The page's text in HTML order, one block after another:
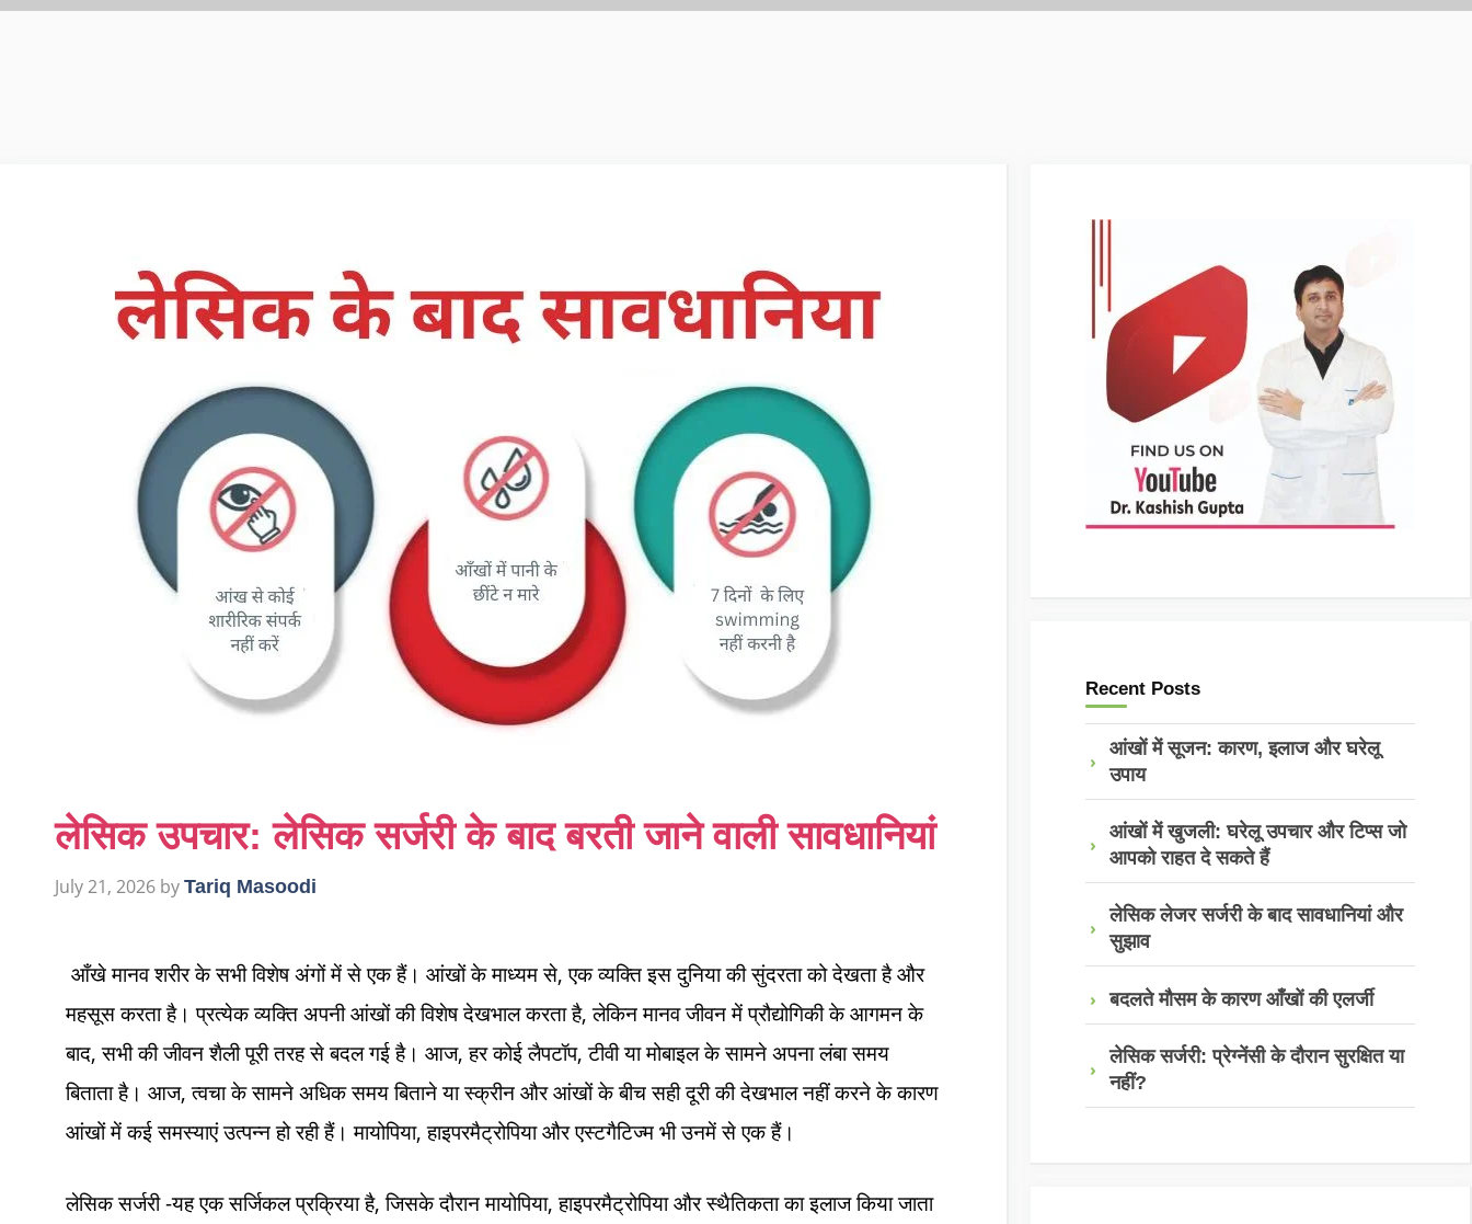
लेसिक उपचार: लेसिक सर्जरी के बाद बरती जाने वाली सावधानियां
July 21, 2026 by Tariq Masoodi
आँखे मानव शरीर के सभी विशेष अंगों में से एक हैं। आंखों के माध्यम से, एक व्यक्ति इस दुनिया की सुंदरता को देखता है और
महसूस करता है। प्रत्येक व्यक्ति अपनी आंखों की विशेष देखभाल करता है, लेकिन मानव जीवन में प्रौद्योगिकी के आगमन के
बाद, सभी की जीवन शैली पूरी तरह से बदल गई है। आज, हर कोई लैपटॉप, टीवी या मोबाइल के सामने अपना लंबा समय
बिताता है। आज, त्वचा के सामने अधिक समय बिताने या स्क्रीन और आंखों के बीच सही दूरी की देखभाल नहीं करने के कारण
आंखों में कई समस्याएं उत्पन्न हो रही हैं। मायोपिया, हाइपरमैट्रोपिया और एस्टगैटिज्म भी उनमें से एक हैं।
लेसिक सर्जरी -यह एक सर्जिकल प्रक्रिया है, जिसके दौरान मायोपिया, हाइपरमैट्रोपिया और स्थैतिकता का इलाज किया जाता
Recent Posts
आंखों में सूजन: कारण, इलाज और घरेलू
उपाय
आंखों में खुजली: घरेलू उपचार और टिप्स जो
आपको राहत दे सकते हैं
लेसिक लेजर सर्जरी के बाद सावधानियां और
सुझाव
बदलते मौसम के कारण आँखों की एलर्जी
लेसिक सर्जरी: प्रेग्नेंसी के दौरान सुरक्षित या
नहीं?